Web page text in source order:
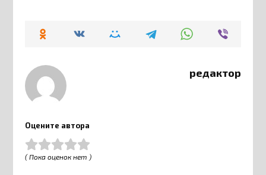
редактор
Оцените автора
( Пока оценок нет )